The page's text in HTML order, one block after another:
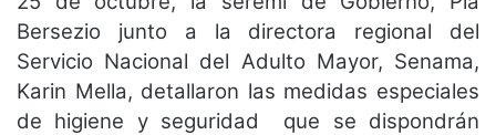
Bersezio junto a la directora regional del
Servicio Nacional del Adulto Mayor, Senama,
Karin Mella, detallaron las medidas especiales
de higiene y seguridad que se dispondrán